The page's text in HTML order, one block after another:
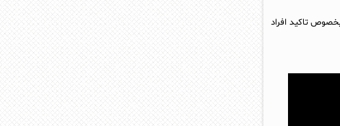
تاکید افراد